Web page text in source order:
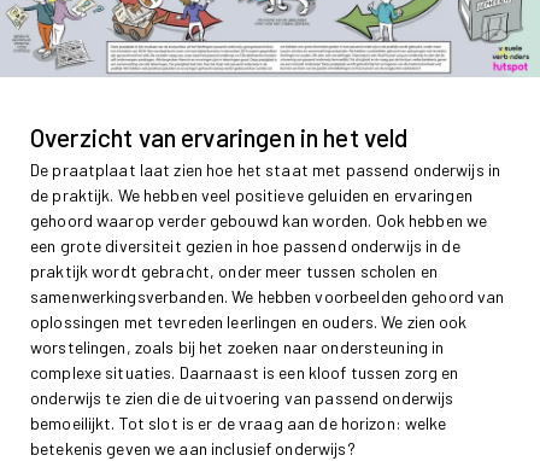
Overzicht van ervaringen in het veld
De praatplaat laat zien hoe het staat met passend onderwijs in
de praktijk. We hebben veel positieve geluiden en ervaringen
gehoord waarop verder gebouwd kan worden. Ook hebben we
een grote diversiteit gezien in hoe passend onderwijs in de
praktijk wordt gebracht, onder meer tussen scholen en
samenwerkingsverbanden. We hebben voorbeelden gehoord van
oplossingen met tevreden leerlingen en ouders. We zien ook
worstelingen, zoals bij het zoeken naar ondersteuning in
complexe situaties. Daarnaast is een kloof tussen zorg en
onderwijs te zien die de uitvoering van passend onderwijs
bemoeilijkt. Tot slot is er de vraag aan de horizon: welke
betekenis geven we aan inclusief onderwijs?